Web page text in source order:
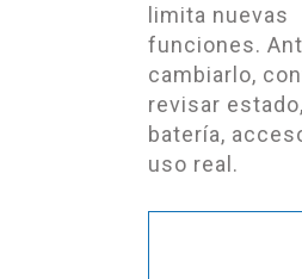
limita nuevas
funciones.
cambiarlo,
revisar
batería,
uso real.